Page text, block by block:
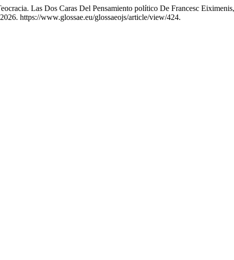
Las Dos Caras Del Pensamiento político De Francesc
https://www.glossae.eu/glossaeojs/article/view/424.